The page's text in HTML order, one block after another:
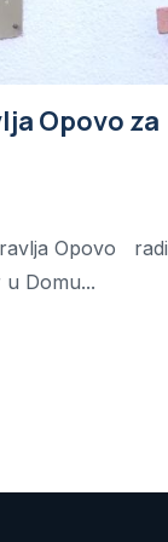
Opovo za
Opovo
Domu...